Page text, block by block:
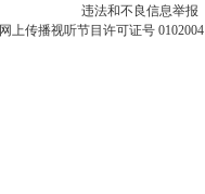
违法和不良信息举报
网上传播视听节目许可证号 0102004